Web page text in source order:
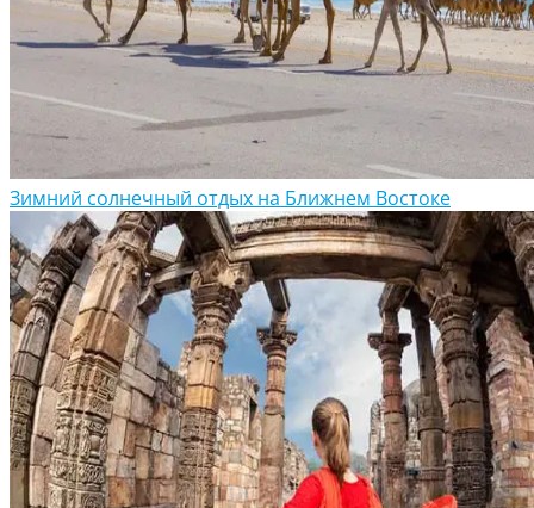
Зимний солнечный отдых на Ближнем Востоке